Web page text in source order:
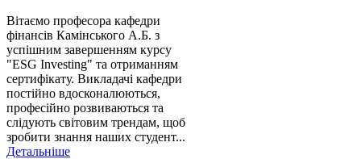
Вітаємо професора кафедри
фінансів Камінського А.Б. з
успішним завершенням курсу
"ESG Investing" та отриманням
сертифікату. Викладачі кафедри
постійно вдосконалюються,
професійно розвиваються та
слідують світовим трендам, щоб
зробити знання наших студент...
Детальніше